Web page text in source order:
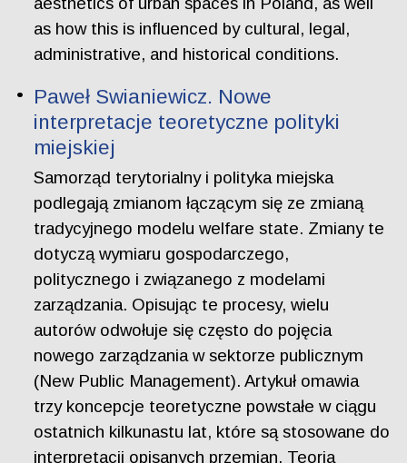
as how this is influenced by cultural, legal,
administrative, and historical conditions.
Paweł Swianiewicz. Nowe
interpretacje teoretyczne polityki
miejskiej
Samorząd terytorialny i polityka miejska
podlegają zmianom łączącym się ze zmianą
tradycyjnego modelu welfare state. Zmiany te
dotyczą wymiaru gospodarczego,
politycznego i związanego z modelami
zarządzania. Opisując te procesy, wielu
autorów odwołuje się często do pojęcia
nowego zarządzania w sektorze publicznym
(New Public Management). Artykuł omawia
trzy koncepcje teoretyczne powstałe w ciągu
ostatnich kilkunastu lat, które są stosowane do
interpretacji opisanych przemian. Teoria